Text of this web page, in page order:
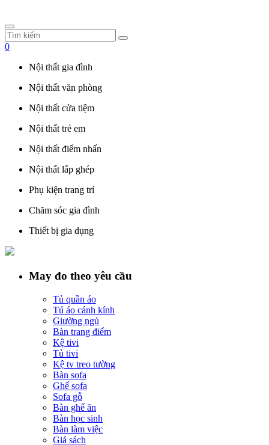
0
Nội thất gia đình
Nội thất văn phòng
Nội thất cửa tiệm
Nội thất trẻ em
Nội thất điểm nhấn
Nội thất lắp ghép
Phụ kiện trang trí
Chăm sóc gia đình
Thiết bị gia dụng
May đo theo yêu cầu
Tủ quần áo
Tú áo cánh kính
Giường ngủ
Bàn trang điểm
Kệ tivi
Tủ tivi
Kệ tv treo tường
Bàn sofa
Ghế sofa
Sofa gỗ
Bàn ghế ăn
Bàn học sinh
Bàn làm việc
Giá sách